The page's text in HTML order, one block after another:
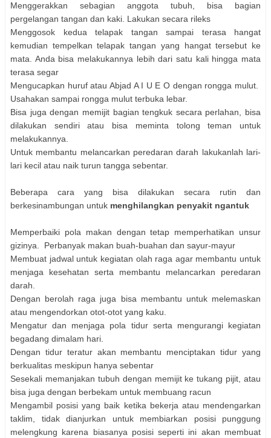
Menggerakkan sebagian anggota tubuh, bisa bagian
pergelangan tangan dan kaki. Lakukan secara rileks
Menggosok kedua telapak tangan sampai terasa hangat
kemudian tempelkan telapak tangan yang hangat tersebut ke
mata. Anda bisa melakukannya lebih dari satu kali hingga mata
terasa segar
Mengucapkan huruf atau Abjad A I U E O dengan rongga mulut.
Usahakan sampai rongga mulut terbuka lebar.
Bisa juga dengan memijit bagian tengkuk secara perlahan, bisa
dilakukan sendiri atau bisa meminta tolong teman untuk
melakukannya.
Untuk membantu melancarkan peredaran darah lakukanlah lari-
lari kecil atau naik turun tangga sebentar.
Beberapa cara yang bisa dilakukan secara rutin dan
berkesinambungan untuk menghilangkan penyakit ngantuk
Memperbaiki pola makan dengan tetap memperhatikan unsur
gizinya. Perbanyak makan buah-buahan dan sayur-mayur
Membuat jadwal untuk kegiatan olah raga agar membantu untuk
menjaga kesehatan serta membantu melancarkan peredaran
darah.
Dengan berolah raga juga bisa membantu untuk melemaskan
atau mengendorkan otot-otot yang kaku.
Mengatur dan menjaga pola tidur serta mengurangi kegiatan
begadang dimalam hari.
Dengan tidur teratur akan membantu menciptakan tidur yang
berkualitas meskipun hanya sebentar
Sesekali memanjakan tubuh dengan memijit ke tukang pijit, atau
bisa juga dengan berbekam untuk membuang racun
Mengambil posisi yang baik ketika bekerja atau mendengarkan
taklim, tidak dianjurkan untuk membiarkan posisi punggung
melengkung karena biasanya posisi seperti ini akan membuat